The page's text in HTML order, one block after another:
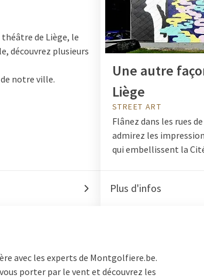
de Liège, le
découvrez plusieurs
notre ville.
Une autre
Liège
STREET ART
Flânez dans les rues
admirez les
qui embellissent la
Plus d'infos
avec les experts de Montgolfiere.be.
porter par le vent et découvrez les